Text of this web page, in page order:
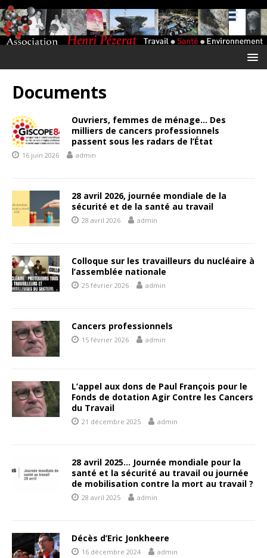
Documents
Ouvriers, femmes de ménage… Des
milliers de cancers professionnels
passent sous les radars de l’État
16 juin 2026 admin
28 avril 2026, journée mondiale de la
sécurité et de la santé au travail
28 avril 2026 admin
Colloque sur les travailleurs du nucléaire à
l’assemblée nationale
25 février 2026 admin
Cancers professionnels
15 février 2026 admin
L’appel aux dons de Paul François pour le
Fonds de dotation Agir Contre les Cancers
du Travail
21 décembre 2025 admin
28 avril 2025… Journée mondiale pour la
santé et la sécurité au travail ou journée
de mobilisation contre la mort au travail ?
28 avril 2025 admin
Décès d’Eric Jonkheere
16 décembre 2024 admin